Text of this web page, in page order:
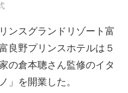
ンスグランドリゾート富
良野プリンスホテルは５
の倉本聰さん監修のイタ
」を開業した。